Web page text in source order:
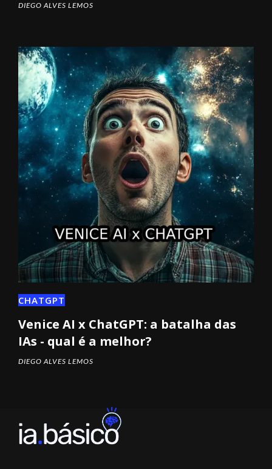
DIEGO ALVES LEMOS
CHATGPT
Venice AI x ChatGPT: a batalha das
IAs - qual é a melhor?
DIEGO ALVES LEMOS